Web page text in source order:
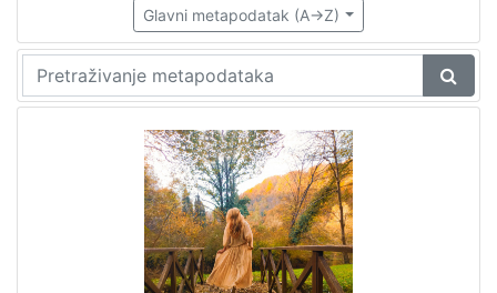
Glavni metapodatak (A->Z)